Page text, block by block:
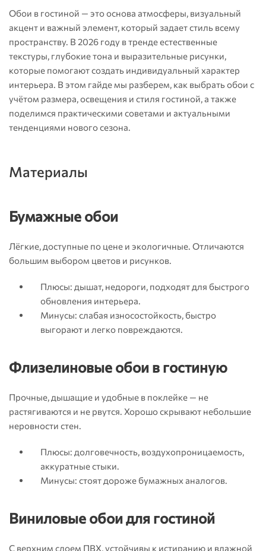
Обои в гостиной — это основа атмосферы, визуальный
акцент и важный элемент, который задает стиль всему
пространству. В 2026 году в тренде естественные
текстуры, глубокие тона и выразительные рисунки,
которые помогают создать индивидуальный характер
интерьера. В этом гайде мы разберем, как выбрать обои с
учётом размера, освещения и стиля гостиной, а также
поделимся практическими советами и актуальными
тенденциями нового сезона.
Материалы
Бумажные обои
Лёгкие, доступные по цене и экологичные. Отличаются
большим выбором цветов и рисунков.
Плюсы: дышат, недороги, подходят для быстрого
обновления интерьера.
Минусы: слабая износостойкость, быстро
выгорают и легко повреждаются.
Флизелиновые обои в гостиную
Прочные, дышащие и удобные в поклейке — не
растягиваются и не рвутся. Хорошо скрывают небольшие
неровности стен.
Плюсы: долговечность, воздухопроницаемость,
аккуратные стыки.
Минусы: стоят дороже бумажных аналогов.
Виниловые обои для гостиной
С верхним слоем ПВХ, устойчивы к истиранию и влажной